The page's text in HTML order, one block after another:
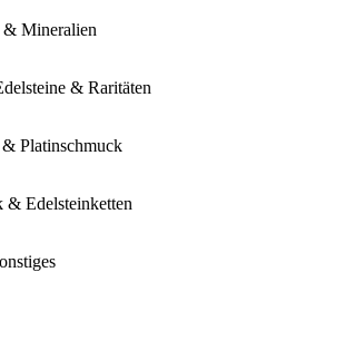
& Mineralien
& Raritäten
Platinschmuck
& Edelsteinketten